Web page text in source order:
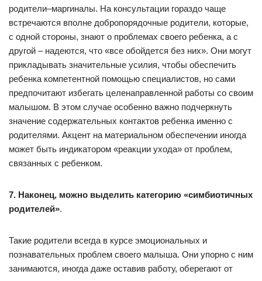
родители–маргиналы. На консультации гораздо чаще
встречаются вполне добропорядочные родители, которые,
с одной стороны, знают о проблемах своего ребенка, а с
другой – надеются, что «все обойдется без них». Они могут
прикладывать значительные усилия, чтобы обеспечить
ребенка компетентной помощью специалистов, но сами
предпочитают избегать целенаправленной работы со своим
малышом. В этом случае особенно важно подчеркнуть
значение содержательных контактов ребенка именно с
родителями. Акцент на материальном обеспечении иногда
может быть индикатором «реакции ухода» от проблем,
связанных с ребенком.
7. Наконец, можно выделить категорию «симбиотичных
родителей».
Такие родители всегда в курсе эмоциональных и
познавательных проблем своего малыша. Они упорно с ним
занимаются, иногда даже оставив работу, оберегают от